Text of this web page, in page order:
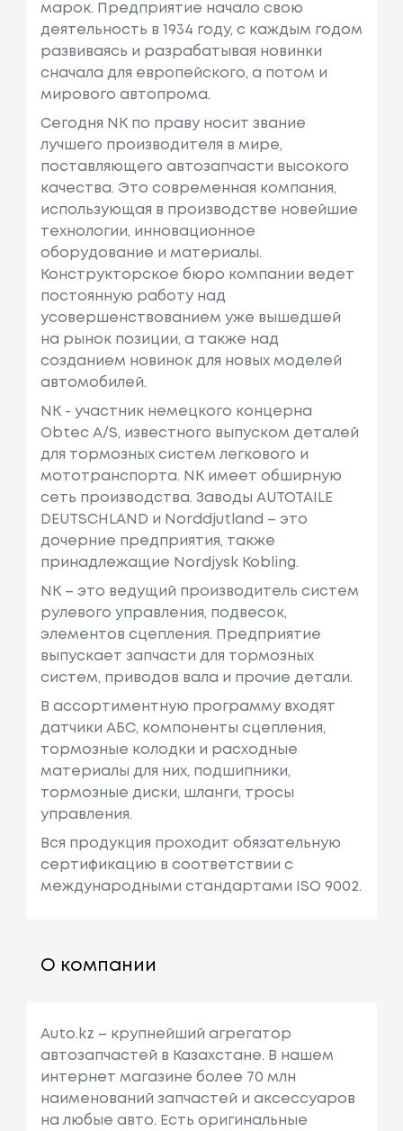
марок. Предприятие начало свою
деятельность в 1934 году, с каждым годом
развиваясь и разрабатывая новинки
сначала для европейского, а потом и
мирового автопрома.
Сегодня NK по праву носит звание
лучшего производителя в мире,
поставляющего автозапчасти высокого
качества. Это современная компания,
использующая в производстве новейшие
технологии, инновационное
оборудование и материалы.
Конструкторское бюро компании ведет
постоянную работу над
усовершенствованием уже вышедшей
на рынок позиции, а также над
созданием новинок для новых моделей
автомобилей.
NK - участник немецкого концерна
Obtec A/S, известного выпуском деталей
для тормозных систем легкового и
мототранспорта. NK имеет обширную
сеть производства. Заводы AUTOTAILE
DEUTSCHLAND и Norddjutland – это
дочерние предприятия, также
принадлежащие Nordjysk Kobling.
NK – это ведущий производитель систем
рулевого управления, подвесок,
элементов сцепления. Предприятие
выпускает запчасти для тормозных
систем, приводов вала и прочие детали.
В ассортиментную программу входят
датчики АБС, компоненты сцепления,
тормозные колодки и расходные
материалы для них, подшипники,
тормозные диски, шланги, тросы
управления.
Вся продукция проходит обязательную
сертификацию в соответствии с
международными стандартами ISO 9002.
О компании
Auto.kz – крупнейший агрегатор
автозапчастей в Казахстане. В нашем
интернет магазине более 70 млн
наименований запчастей и аксессуаров
на любые авто. Есть оригинальные